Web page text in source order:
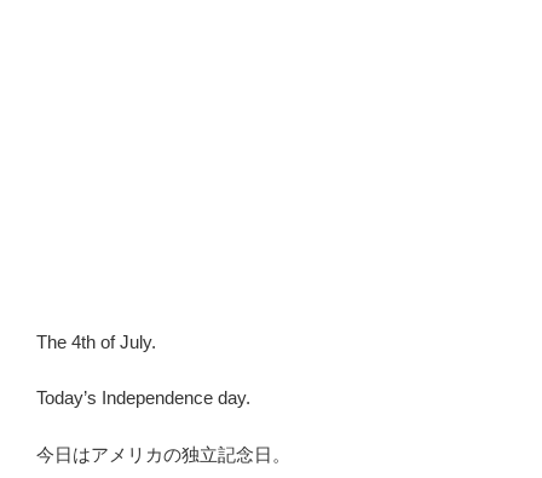
The 4th of July.
Today’s Independence day.
今日はアメリカの独立記念日。